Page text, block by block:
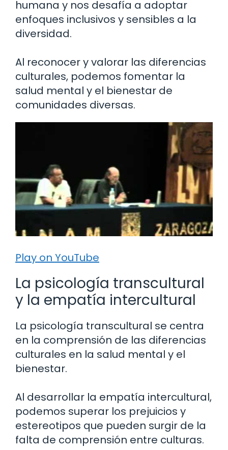
humana y nos desafía a adoptar
enfoques inclusivos y sensibles a la
diversidad.
Al reconocer y valorar las diferencias
culturales, podemos fomentar la
salud mental y el bienestar de
comunidades diversas.
Play on YouTube
La psicología transcultural
y la empatía intercultural
La psicología transcultural se centra
en la comprensión de las diferencias
culturales en la salud mental y el
bienestar.
Al desarrollar la empatía intercultural,
podemos superar los prejuicios y
estereotipos que pueden surgir de la
falta de comprensión entre culturas.